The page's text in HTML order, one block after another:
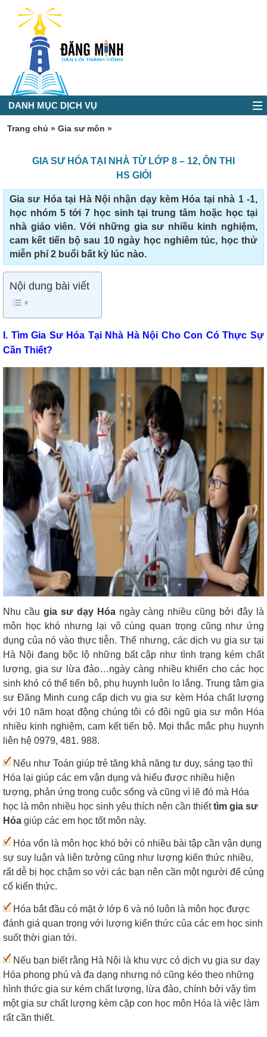
DANH MỤC DỊCH VỤ
Trang chủ » Gia sư môn »
GIA SƯ HÓA TẠI NHÀ TỪ LỚP 8 – 12, ÔN THI
HS GIỎI
Gia sư Hóa tại Hà Nội nhận dạy kèm Hóa tại nhà 1 -1,
học nhóm 5 tới 7 học sinh tại trung tâm hoặc học tại
nhà giáo viên. Với những gia sư nhiều kinh nghiệm,
cam kết tiến bộ sau 10 ngày học nghiêm túc, học thử
miễn phí 2 buổi bất kỳ lúc nào.
Nội dung bài viết
I. Tìm Gia Sư Hóa Tại Nhà Hà Nội Cho Con Có Thực Sự
Cần Thiết?
Nhu cầu gia sư dạy Hóangày càng nhiều cũng bởi đây là
môn học khó nhưng lại vô cùng quan trọng cũng như ứng
dụng của nó vào thực tiễn. Thế nhưng, các dịch vụ gia sư tại
Hà Nội đang bộc lộ những bất cập như tình trạng kém chất
lượng, gia sư lừa đảo…ngày càng nhiều khiến cho các học
sinh khó có thể tiến bộ, phụ huynh luôn lo lắng. Trung tâm gia
sư Đăng Minh cung cấp dịch vụ gia sư kèm Hóa chất lượng
với 10 năm hoạt động chúng tôi có đội ngũ gia sư môn Hóa
nhiều kinh nghiệm, cam kết tiến bộ. Mọi thắc mắc phụ huynh
liên hệ 0979, 481. 988.
Nếu như Toán giúp trẻ tăng khả năng tư duy, sáng tạo thì
Hóa lại giúp các em vận dụng và hiểu được nhiều hiện
tượng, phản ứng trong cuộc sống và cũng vì lẽ đó mà Hóa
học là môn nhiều học sinh yêu thích nên cần thiếttìm gia sư
Hóa giúp các em học tốt môn này.
Hóa vốn là môn học khó bởi có nhiều bài tập cần vận dụng
sự suy luận và liên tưởng cũng như lượng kiến thức nhiều,
rất dễ bị học chậm so với các bạn nên cần một người để củng
cố kiến thức.
Hóa bắt đầu có mặt ở lớp 6 và nó luôn là môn học được
đánh giá quan trọng với lượng kiến thức của các em học sinh
suốt thời gian tới.
Nếu bạn biết rằng Hà Nội là khu vực có dịch vụ gia sư dạy
Hóa phong phú và đa dạng nhưng nó cũng kéo theo những
hình thức gia sư kém chất lượng, lừa đảo, chính bởi vậy tìm
một gia sư chất lượng kèm cặp con học môn Hóa là việc làm
rất cần thiết.